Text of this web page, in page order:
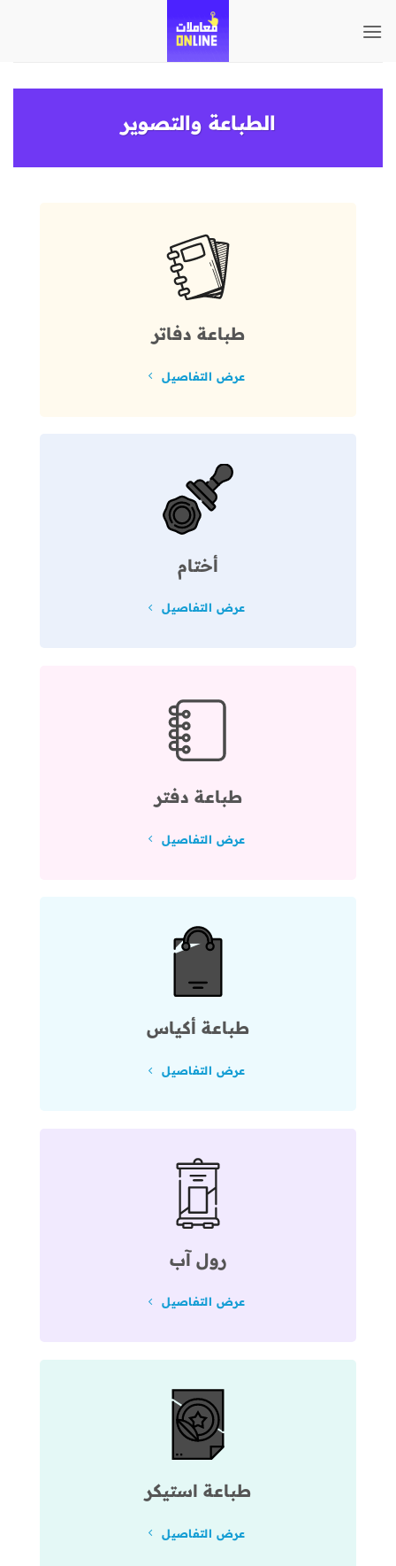
للمحتوى
الطباعة والتصوير
طباعة دفاتر
عرض التفاصيل
أختام
عرض التفاصيل
طباعة دفتر
عرض التفاصيل
طباعة أكياس
عرض التفاصيل
رول آب
عرض التفاصيل
طباعة استيكر
عرض التفاصيل